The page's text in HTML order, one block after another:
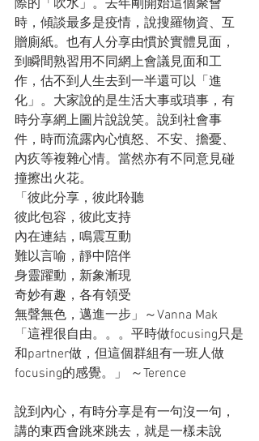
際的「吹水」。去年剛開始這個聚會
時，傾談最多是疫情，說搜羅物資、互
贈廁紙。也有人分享由慣於實體見面，
到瞬間熟習用不同網上會議見面和工
作，估不到人生去到一半還可以「進
化」。大家說的是生活大事或瑣事，有
時分享網上圖片說說笑。說到社會事
件，時而流露內心慎怒、不安、擔憂、
內疚等複雜心情。當然亦有不同意見碰
撞擦出火花。
「彼此分享，彼此聆聽
彼此包容，彼此支持
內在連結，鳴震互動
難以言喻，靜中陪伴
身靈躍動，新象漸現
奇妙有趣，各有領受
無聲無色，邁進一步」～Vanna Mak
「這裡很自由。。。平時做focusing只是
和partner做，但這個群組有一班人做
focusing的感覺。」 ～Terence
說到內心，有時分享是有一句沒一句，
講的東西會跳來跳去，就是一樣未說